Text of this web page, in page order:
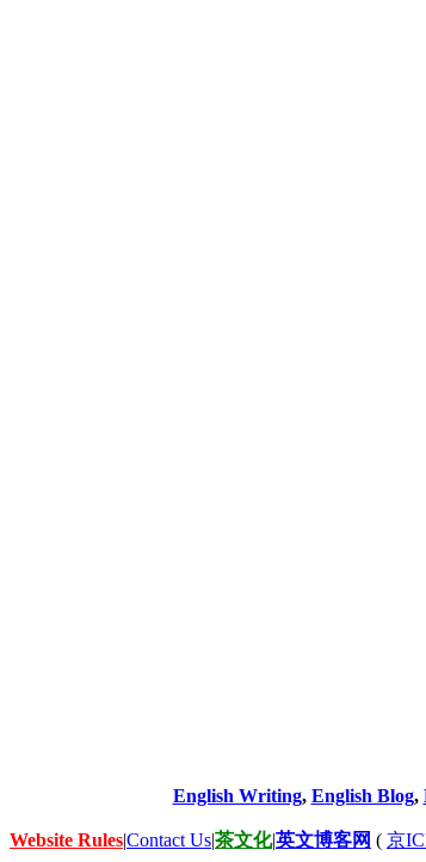
English Writing, English Blog,
Website Rules|Contact Us|茶文化|英文博客网 ( 京